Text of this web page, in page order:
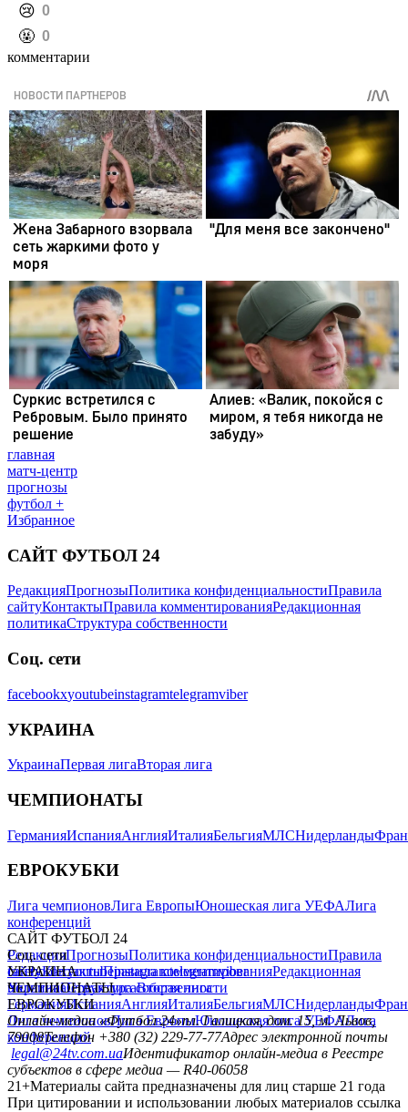
️😢 0
️🤬 0
комментарии
главная
матч-центр
прогнозы
футбол +
Избранное
САЙТ ФУТБОЛ 24
РедакцияПрогнозыПолитика конфиденциальностиПравила
сайтуКонтактыПравила комментированияРедакционная
политикаСтруктура собственности
Соц. сети
facebookxyoutubeinstagramtelegramviber
УКРАИНА
УкраинаПервая лигаВторая лига
ЧЕМПИОНАТЫ
ГерманияИспанияАнглияИталияБельгияМЛСНидерланды
ЕВРОКУБКИ
Лига чемпионовЛига ЕвропыЮношеская лига УЕФАЛига
конференций
САЙТ ФУТБОЛ 24
РедакцияПрогнозыПолитика конфиденциальностиПравила
сайтуКонтактыПравила комментированияРедакционная
политикаСтруктура собственности
Соц. сети
facebookxyoutubeinstagramtelegramviber
УКРАИНА
УкраинаПервая лигаВторая лига
ЧЕМПИОНАТЫ
ГерманияИспанияАнглияИталияБельгияМЛСНидерланды
ЕВРОКУБКИ
Лига чемпионовЛига ЕвропыЮношеская лига УЕФАЛига
конференций
Онлайн-медиа «Футбол 24»пл. Галицкая, дом. 15, м. Львов,
79008Телефон +380 (32) 229-77-77Адрес электронной почты
legal@24tv.com.uaИдентификатор онлайн-медиа в Реестре
субъектов в сфере медиа — R40-06058
21+Материалы сайта предназначены для лиц старше 21 года
При цитировании и использовании любых материалов ссылка